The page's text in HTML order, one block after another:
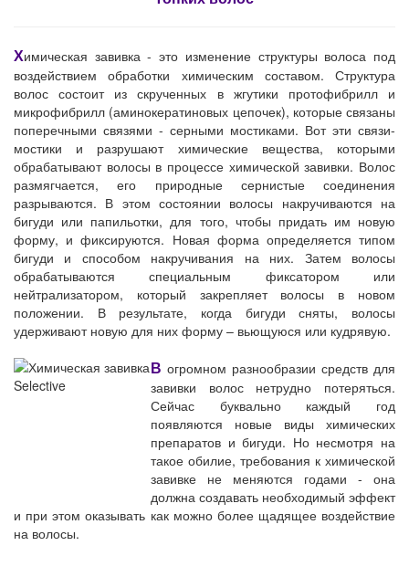
Химическая завивка - это изменение структуры волоса под
воздействием обработки химическим составом. Структура
волос состоит из скрученных в жгутики протофибрилл и
микрофибрилл (аминокератиновых цепочек), которые связаны
поперечными связями - серными мостиками. Вот эти связи-
мостики и разрушают химические вещества, которыми
обрабатывают волосы в процессе химической завивки. Волос
размягчается, его природные сернистые соединения
разрываются. В этом состоянии волосы накручиваются на
бигуди или папильотки, для того, чтобы придать им новую
форму, и фиксируются. Новая форма определяется типом
бигуди и способом накручивания на них. Затем волосы
обрабатываются специальным фиксатором или
нейтрализатором, который закрепляет волосы в новом
положении. В результате, когда бигуди сняты, волосы
удерживают новую для них форму – вьющуюся или кудрявую.
В огромном разнообразии средств для
завивки волос нетрудно потеряться.
Сейчас буквально каждый год
появляются новые виды химических
препаратов и бигуди. Но несмотря на
такое обилие, требования к химической
завивке не меняются годами - она
должна создавать необходимый эффект
и при этом оказывать как можно более щадящее воздействие
на волосы.